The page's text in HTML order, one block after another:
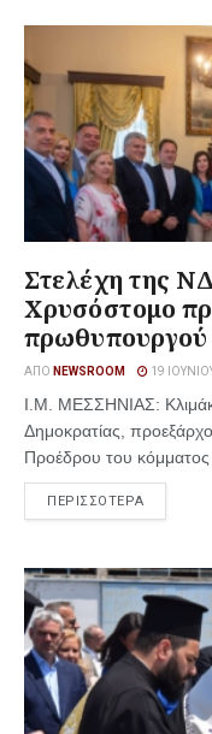
Στελέχη της
Χρυσόστομο
ΑΠΌ NEWSROOM 19
Ι.Μ. ΜΕΣΣΗΝΙΑΣ:
Δημοκρατίας,
Προέδρου του
ΠΕΡΙΣΣΟΤΕΡΑ